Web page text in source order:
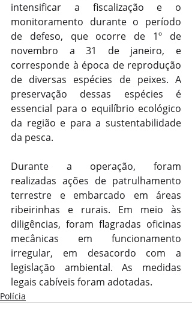
intensificar a fiscalização e o
monitoramento durante o período
de defeso, que ocorre de 1º de
novembro a 31 de janeiro, e
corresponde à época de reprodução
de diversas espécies de peixes. A
preservação dessas espécies é
essencial para o equilíbrio ecológico
da região e para a sustentabilidade
da pesca.
Durante a operação, foram
realizadas ações de patrulhamento
terrestre e embarcado em áreas
ribeirinhas e rurais. Em meio às
diligências, foram flagradas oficinas
mecânicas em funcionamento
irregular, em desacordo com a
legislação ambiental. As medidas
legais cabíveis foram adotadas.
Polícia